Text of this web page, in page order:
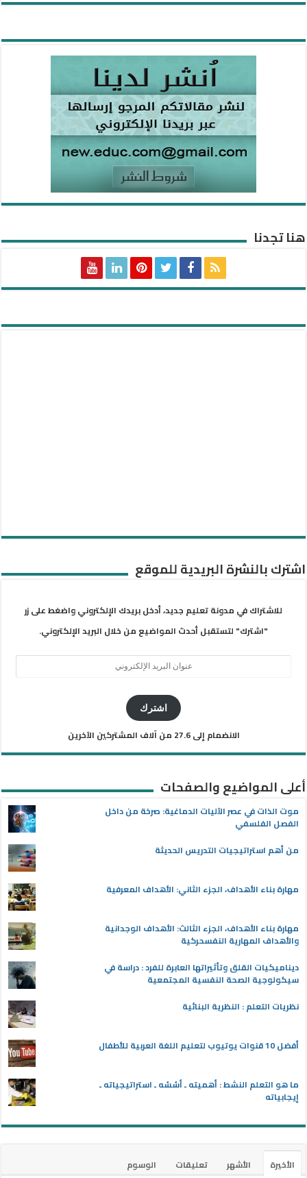
هنا تجدنا
اشترك بالنشرة البريدية للموقع
للاشتراك في مدونة تعليم جديد، أدخل بريدك الإلكتروني واضغط على زر
"اشترك" لتستقبل أحدث المواضيع من خلال البريد الإلكتروني.
اشترك
الانضمام إلى 27.6 من آلاف المشتركين الآخرين
أعلى المواضيع والصفحات
موت الذات في عصر الآليات الدماغية: صرخة من داخل
الفصل الفلسفي
من أهم استراتيجيات التدريس الحديثة
مهارة بناء الأهداف، الجزء الثاني: الأهداف المعرفية
مهارة بناء الأهداف، الجزء الثالث: الأهداف الوجدانية
والأهداف المهارية النفسحركية
ديناميكيات القلق وتأثيراتها العابرة للفرد : دراسة في
سيكولوجية الصحة النفسية المجتمعية
نظريات التعلم : النظرية البنائية
أفضل 10 قنوات يوتيوب لتعليم اللغة العربية للأطفال
ما هو التعلم النشط : أهميته ـ أسُسُه ـ استراتيجياته ـ
إيجابياته
الأخيرة الأشهر تعليقات
الوسوم